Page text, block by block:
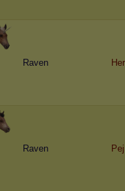
Raven
Raven Pej